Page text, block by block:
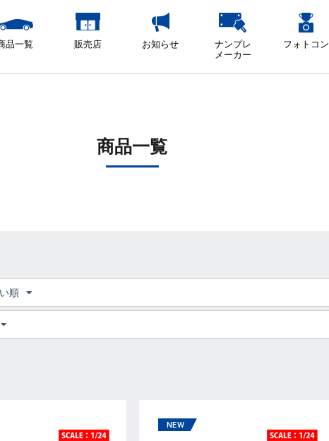
品一覧 販売店 お知らせ
ナンプレ
メーカー
フォトコン
商品一覧
順